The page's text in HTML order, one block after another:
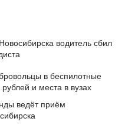
водитель сбил
в беспилотные
и места в вузах
ведёт приём